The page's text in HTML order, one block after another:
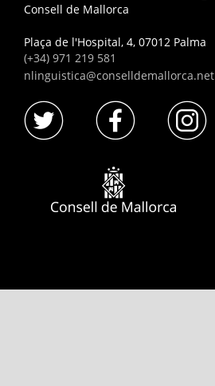
Consell de Mallorca
Plaça de l'Hospital, 4, 07012 Palma
(+34) 971 219 581
nlinguistica@conselldemallorca.net